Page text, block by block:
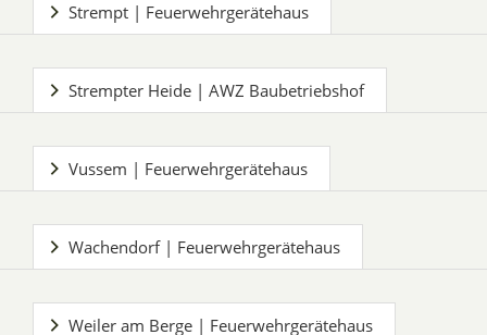
Strempt | Feuerwehrgerätehaus
Strempter Heide | AWZ Baubetriebshof
Vussem | Feuerwehrgerätehaus
Wachendorf | Feuerwehrgerätehaus
Weiler am Berge | Feuerwehrgerätehaus